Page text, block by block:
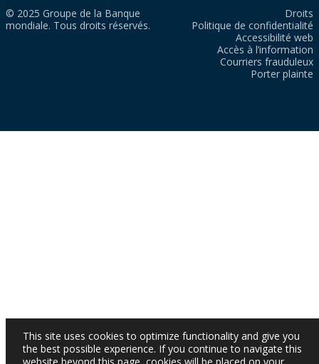
© 2025 Groupe de la Banque
mondiale. Tous droits réservés.
Droits
Politique de confidentialité
Accessibilité web
Accès à l’information
Courriers frauduleux
Porter plainte
This site uses cookies to optimize functionality and give you
the best possible experience. If you continue to navigate this